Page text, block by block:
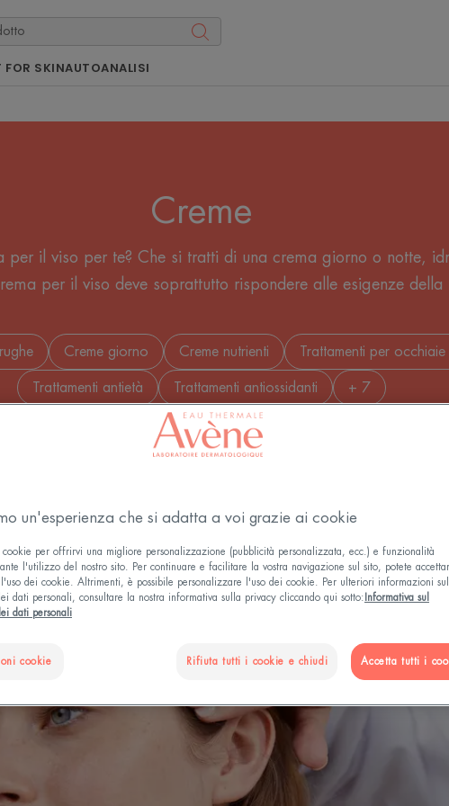
FOR SKINAUTOANALISI
Creme
per il viso per te? Che si tratti di una crema giorno o notte,
per il viso deve soprattutto rispondere alle esigenze della
Creme giorno Creme nutrienti Trattamenti per
Trattamenti antietà Trattamenti antiossidanti + 7
viso Texture Tipi di pelle del viso Può essere utilizzato da
un'esperienza che si adatta a voi grazie ai cookie
per offrirvi una migliore personalizzazione (pubblicità personalizzata, ecc.) e funzionalità
l'utilizzo del nostro sito. Per continuare e facilitare la vostra navigazione sul sito, potete
dei cookie. Altrimenti, è possibile personalizzare l'uso dei cookie. Per ulteriori informazioni sul
dati personali, consultare la nostra informativa sulla privacy cliccando qui sotto: Informativa sul
dati personali
cookie Rifiuta tutti i cookie e chiudi Accetta tutti i